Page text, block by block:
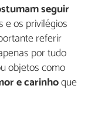
seguir
e os privilégios
referir
por tudo
objetos como
e carinhoque